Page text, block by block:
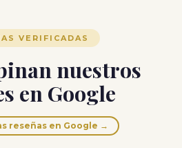
VERIFICADAS
nuestros
en Google
reseñas en Google →